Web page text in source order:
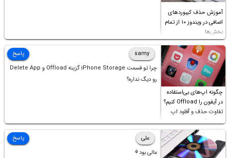
آموزش حذف کیبوردهای
اضافی در ویندوز ۱۰ از تمام
بخش‌ها
چگونه اپ‌های بی‌استفاده
در آیفون را Offload کنیم؟
تفاوت حذف و آفلود اپ
چیست؟
samy
چرا تو قسمت iPhone Storage گزینه Offload و Delete App
رو دیگ نداره؟
پاسخ
علی
عالی بود⚘
پاسخ